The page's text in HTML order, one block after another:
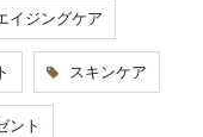
イジングケア
スキンケア
ント